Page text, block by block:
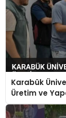
Karabük
Üretim ve